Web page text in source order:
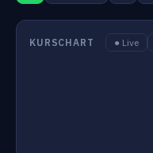
KURSCHART ● Live